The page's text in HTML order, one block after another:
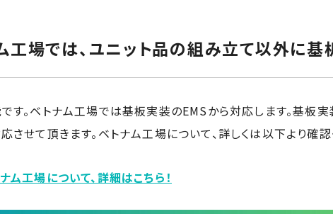
工場では、ユニット品の組み立て以外に基
す。ベトナム工場では基板実装のEMSから対応します。基板
させて頂きます。ベトナム工場について、詳しくは以下より確認
ム工場について、詳細はこちら！